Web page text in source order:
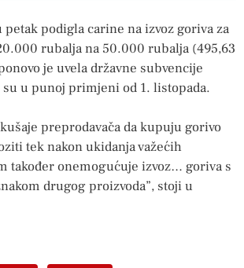
petak podigla carine na izvoz goriva za
rubalja na 50.000 rubalja (495,63
je uvela državne subvencije
u punoj primjeni od 1. listopada.
preprodavača da kupuju gorivo
tek nakon ukidanja važećih
također onemogućuje izvoz… goriva s
drugog proizvoda”, stoji u